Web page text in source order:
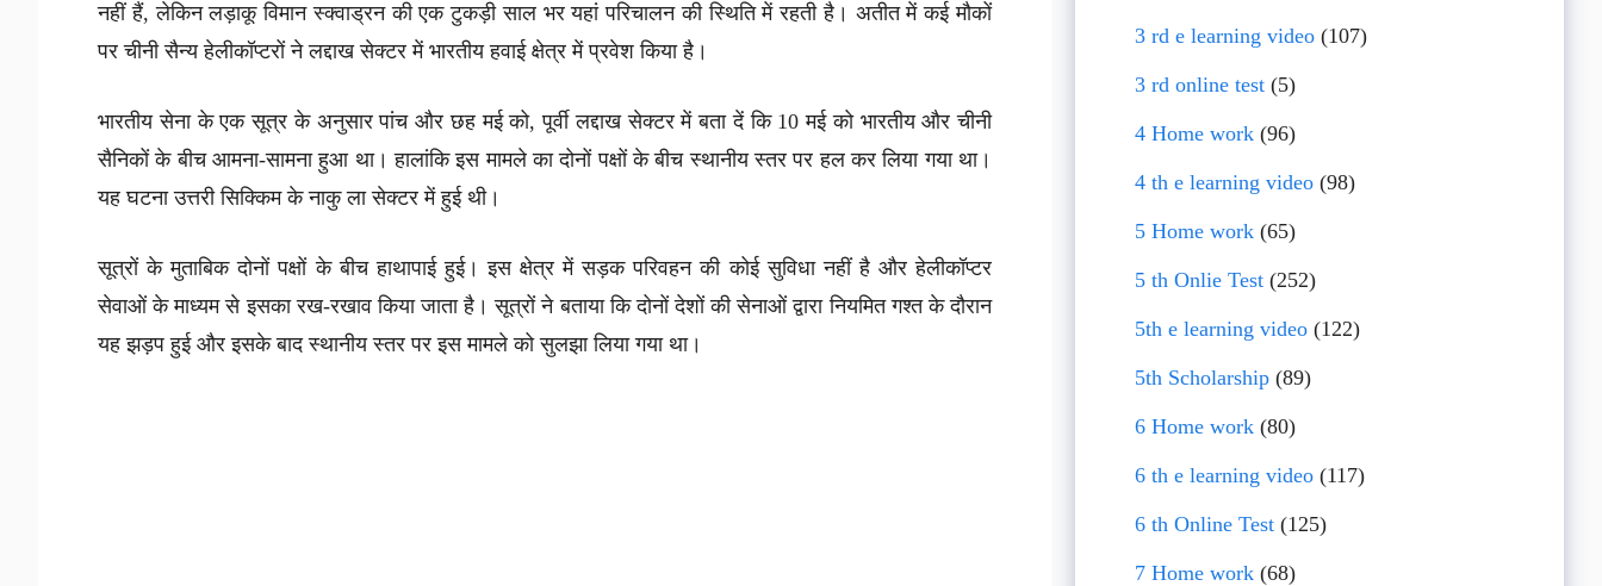
नहीं हैं, लेकिन लड़ाकू विमान स्क्वाड्रन की एक टुकड़ी साल भर यहां परिचालन की स्थिति में रहती है। अतीत में कई मौकों
पर चीनी सैन्य हेलीकॉप्टरों ने लद्दाख सेक्टर में भारतीय हवाई क्षेत्र में प्रवेश किया है।
भारतीय सेना के एक सूत्र के अनुसार पांच और छह मई को, पूर्वी लद्दाख सेक्टर में बता दें कि 10 मई को भारतीय और चीनी
सैनिकों के बीच आमना-सामना हुआ था। हालांकि इस मामले का दोनों पक्षों के बीच स्थानीय स्तर पर हल कर लिया गया था।
यह घटना उत्तरी सिक्किम के नाकु ला सेक्टर में हुई थी।
सूत्रों के मुताबिक दोनों पक्षों के बीच हाथापाई हुई। इस क्षेत्र में सड़क परिवहन की कोई सुविधा नहीं है और हेलीकॉप्टर
सेवाओं के माध्यम से इसका रख-रखाव किया जाता है। सूत्रों ने बताया कि दोनों देशों की सेनाओं द्वारा नियमित गश्त के दौरान
यह झड़प हुई और इसके बाद स्थानीय स्तर पर इस मामले को सुलझा लिया गया था।
3 rd e learning video (107)
3 rd online test (5)
4 Home work (96)
4 th e learning video (98)
5 Home work (65)
5 th Onlie Test (252)
5th e learning video (122)
5th Scholarship (89)
6 Home work (80)
6 th e learning video (117)
6 th Online Test (125)
7 Home work (68)